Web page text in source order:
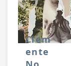
Clem
ente